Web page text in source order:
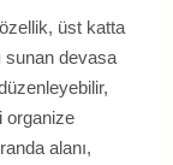
üst katta
sunan devasa
organize
alanı,